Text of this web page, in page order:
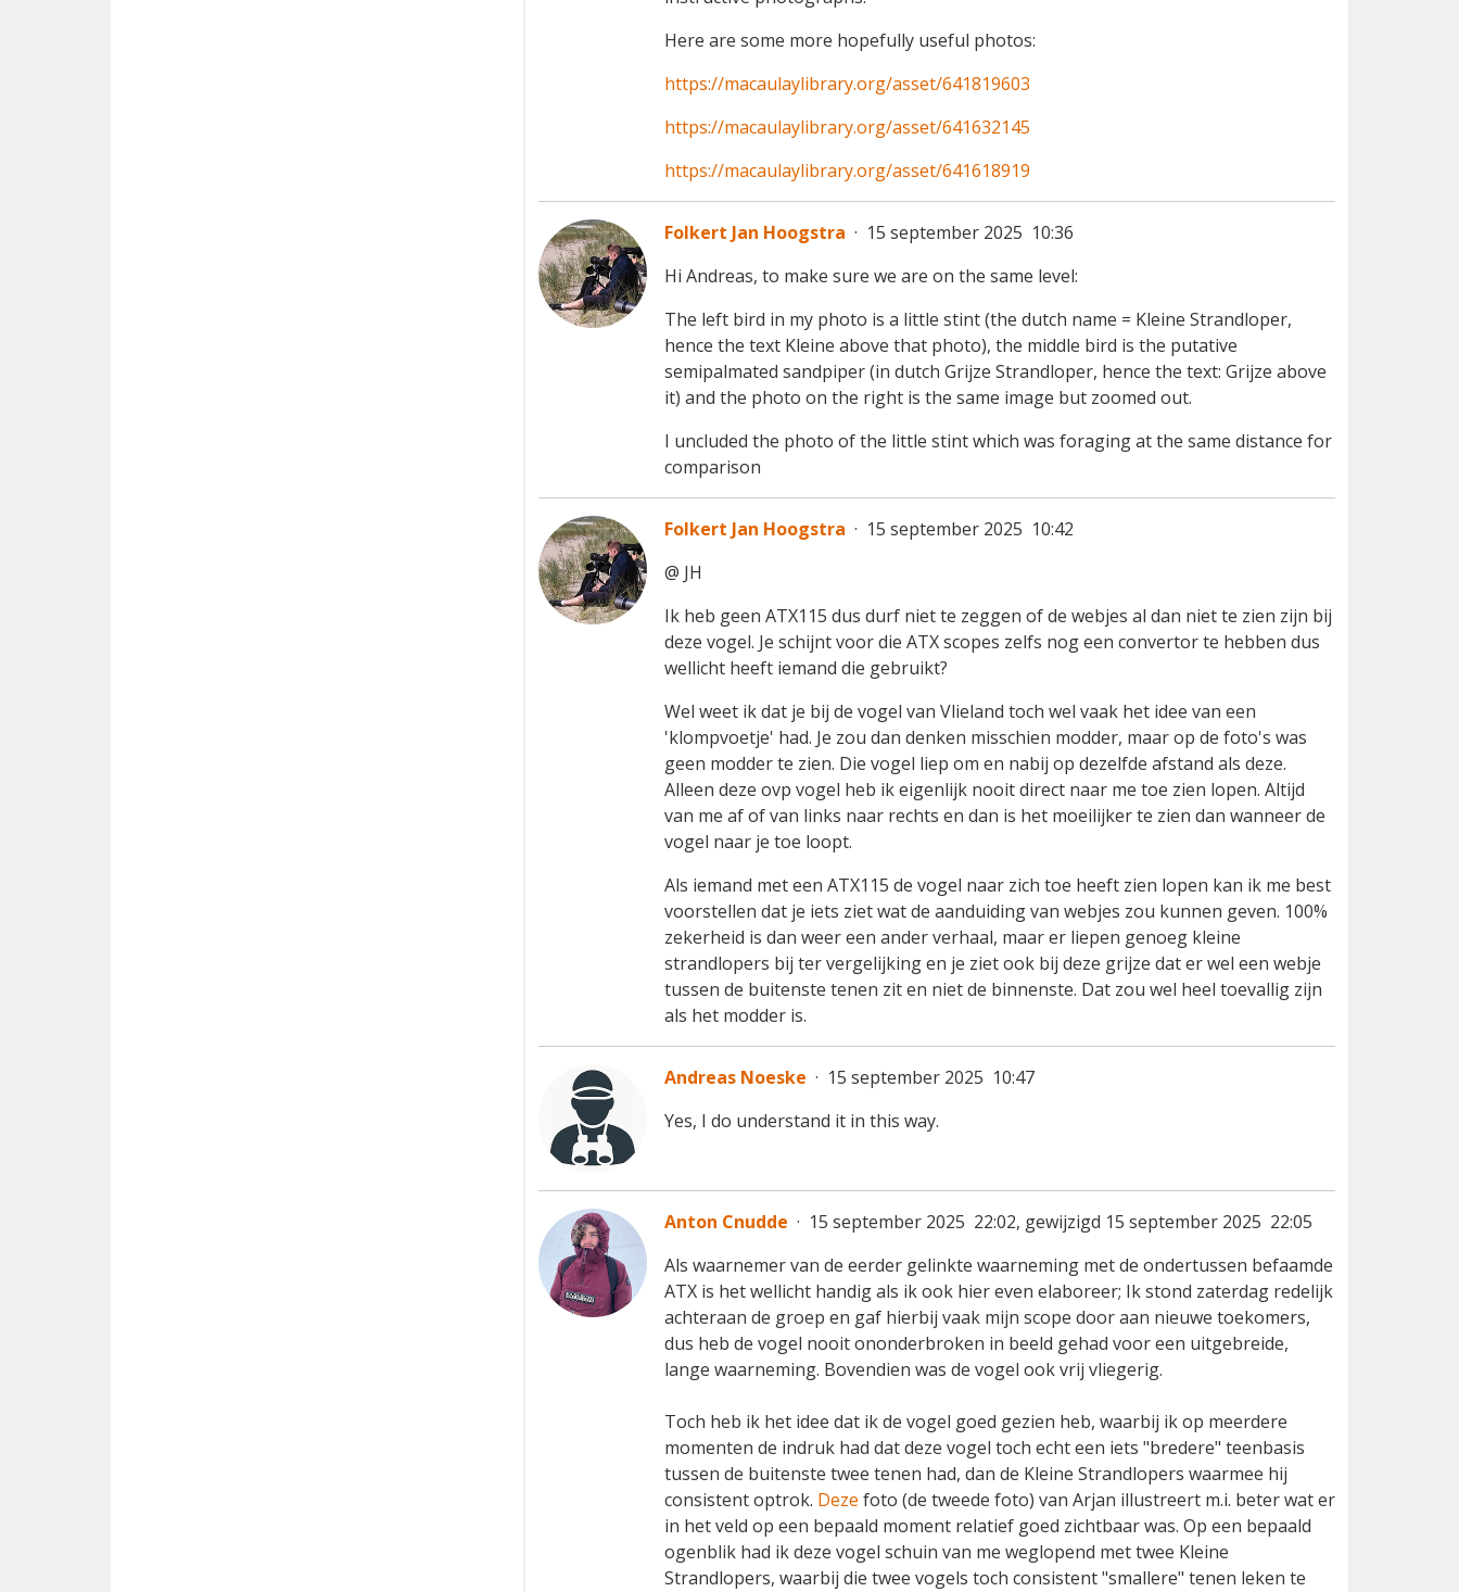
Here are some more hopefully useful photos:
https://macaulaylibrary.org/asset/641819603
https://macaulaylibrary.org/asset/641632145
https://macaulaylibrary.org/asset/641618919
Folkert Jan Hoogstra · 15 september 2025 10:36
Hi Andreas, to make sure we are on the same level:
The left bird in my photo is a little stint (the dutch name = Kleine Strandloper,
hence the text Kleine above that photo), the middle bird is the putative
semipalmated sandpiper (in dutch Grijze Strandloper, hence the text: Grijze above
it) and the photo on the right is the same image but zoomed out.
I uncluded the photo of the little stint which was foraging at the same distance for
comparison
Folkert Jan Hoogstra · 15 september 2025 10:42
@ JH
Ik heb geen ATX115 dus durf niet te zeggen of de webjes al dan niet te zien zijn bij
deze vogel. Je schijnt voor die ATX scopes zelfs nog een convertor te hebben dus
wellicht heeft iemand die gebruikt?
Wel weet ik dat je bij de vogel van Vlieland toch wel vaak het idee van een
'klompvoetje' had. Je zou dan denken misschien modder, maar op de foto's was
geen modder te zien. Die vogel liep om en nabij op dezelfde afstand als deze.
Alleen deze ovp vogel heb ik eigenlijk nooit direct naar me toe zien lopen. Altijd
van me af of van links naar rechts en dan is het moeilijker te zien dan wanneer de
vogel naar je toe loopt.
Als iemand met een ATX115 de vogel naar zich toe heeft zien lopen kan ik me best
voorstellen dat je iets ziet wat de aanduiding van webjes zou kunnen geven. 100%
zekerheid is dan weer een ander verhaal, maar er liepen genoeg kleine
strandlopers bij ter vergelijking en je ziet ook bij deze grijze dat er wel een webje
tussen de buitenste tenen zit en niet de binnenste. Dat zou wel heel toevallig zijn
als het modder is.
Andreas Noeske · 15 september 2025 10:47
Yes, I do understand it in this way.
Anton Cnudde · 15 september 2025 22:02, gewijzigd 15 september 2025 22:05
Als waarnemer van de eerder gelinkte waarneming met de ondertussen befaamde
ATX is het wellicht handig als ik ook hier even elaboreer; Ik stond zaterdag redelijk
achteraan de groep en gaf hierbij vaak mijn scope door aan nieuwe toekomers,
dus heb de vogel nooit ononderbroken in beeld gehad voor een uitgebreide,
lange waarneming. Bovendien was de vogel ook vrij vliegerig.
Toch heb ik het idee dat ik de vogel goed gezien heb, waarbij ik op meerdere
momenten de indruk had dat deze vogel toch echt een iets "bredere" teenbasis
tussen de buitenste twee tenen had, dan de Kleine Strandlopers waarmee hij
consistent optrok. Deze foto (de tweede foto) van Arjan illustreert m.i. beter wat er
in het veld op een bepaald moment relatief goed zichtbaar was. Op een bepaald
ogenblik had ik deze vogel schuin van me weglopend met twee Kleine
Strandlopers, waarbij die twee vogels toch consistent "smallere" tenen leken te